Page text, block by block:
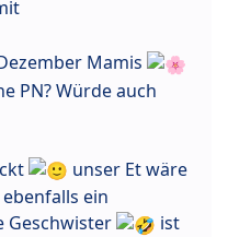
Mamis
PN? Würde auch
unser Et wäre
ein
Geschwister
ist